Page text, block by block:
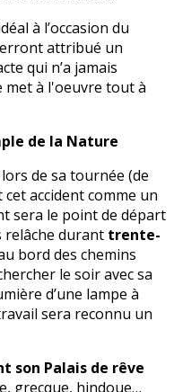
à l’occasion du
attribué un
qui n’a jamais
met à l'oeuvre tout à
de la Nature
de sa tournée (de
accident comme un
sera le point de départ
relâche durant trente-
bord des chemins
le soir avec sa
d’une lampe à
sera reconnu un
son Palais de rêve
grecque, hindoue…